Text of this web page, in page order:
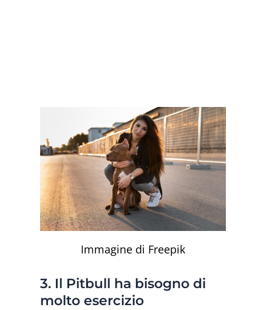
Immagine di Freepik
3. Il Pitbull ha bisogno di
molto esercizio